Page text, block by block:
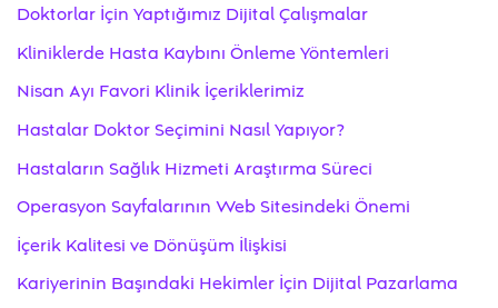
Doktorlar İçin Yaptığımız Dijital Çalışmalar
Kliniklerde Hasta Kaybını Önleme Yöntemleri
Nisan Ayı Favori Klinik İçeriklerimiz
Hastalar Doktor Seçimini Nasıl Yapıyor?
Hastaların Sağlık Hizmeti Araştırma Süreci
Operasyon Sayfalarının Web Sitesindeki Önemi
İçerik Kalitesi ve Dönüşüm İlişkisi
Kariyerinin Başındaki Hekimler İçin Dijital Pazarlama